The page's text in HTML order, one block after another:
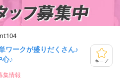
ワークが盛りだくさん♪
心♪
キープ
集情報